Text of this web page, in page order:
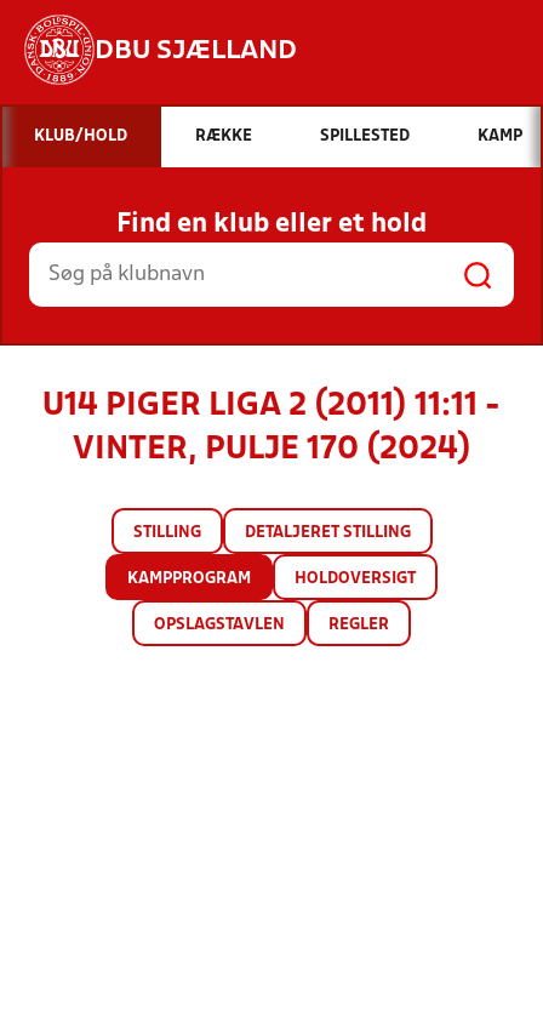
DBU SJÆLLAND
Hvad vil du søge efter?
INDHOLD OG NYHEDER
STILLINGER, RESULTATER, KLUBBER OG
HOLD
KLUB/HOLD RÆKKE SPILLESTED KAMP
Find en klub eller et hold
U14 PIGER LIGA 2 (2011) 11:11 -
VINTER, PULJE 170 (2024)
STILLING DETALJERET STILLING
KAMPPROGRAM HOLDOVERSIGT
OPSLAGSTAVLEN REGLER